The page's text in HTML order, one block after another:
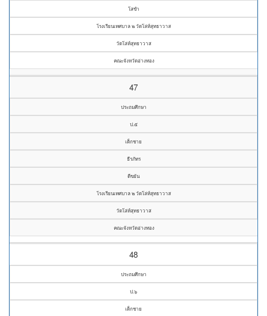
โสขำ
โรงเรียนเทศบาล ๒ วัดโล่ห์สุทธาวาส
วัดโล่ห์สุทธาวาส
คณะจังหวัดอ่างทอง
47
ประถมศึกษา
ป.๕
เด็กชาย
ธีรภัทร
ดีขยัน
โรงเรียนเทศบาล ๒ วัดโล่ห์สุทธาวาส
วัดโล่ห์สุทธาวาส
คณะจังหวัดอ่างทอง
48
ประถมศึกษา
ป.๖
เด็กชาย